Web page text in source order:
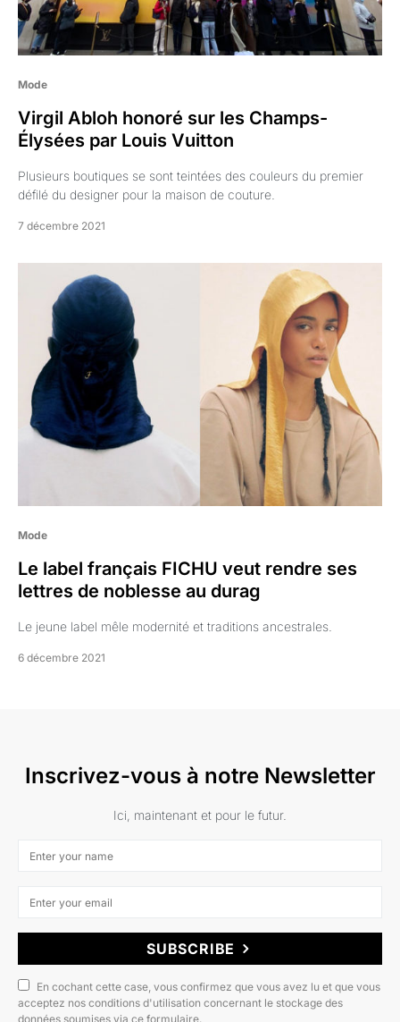
Mode
Virgil Abloh honoré sur les Champs-
Élysées par Louis Vuitton
Plusieurs boutiques se sont teintées des couleurs du premier
défilé du designer pour la maison de couture.
7 décembre 2021
Mode
Le label français FICHU veut rendre ses
lettres de noblesse au durag
Le jeune label mêle modernité et traditions ancestrales.
6 décembre 2021
Inscrivez-vous à notre Newsletter
Ici, maintenant et pour le futur.
SUBSCRIBE
En cochant cette case, vous confirmez que vous avez lu et que vous
acceptez nos conditions d'utilisation concernant le stockage des
données soumises via ce formulaire.